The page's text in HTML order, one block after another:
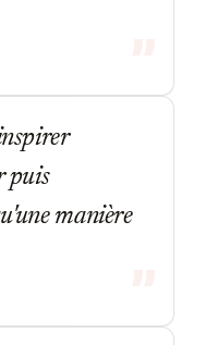
puis
manière